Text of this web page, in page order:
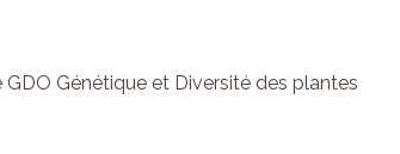
Génétique et Diversité des plantes